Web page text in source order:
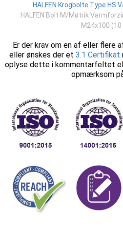
HALFEN Krogbolte Type HS
HALFEN Bolt M/Møtrik
M24x100
Er der krav om en af eller flere
eller ønskes der et 3.1 Certifikat
oplyse dette i kommentarfeltet
opmærksom